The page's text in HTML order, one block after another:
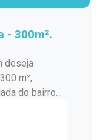
- 300m².
deseja
do bairro
farmácias